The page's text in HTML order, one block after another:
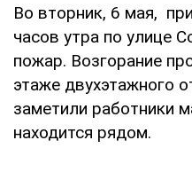
Во вторник, 6 мая,
часов утра по улице
пожар. Возгорание
этаже двухэтажного
заметили работники
находится рядом.